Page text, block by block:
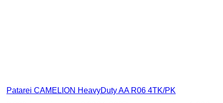
Patarei CAMELION HeavyDuty AA R06 4TK/PK